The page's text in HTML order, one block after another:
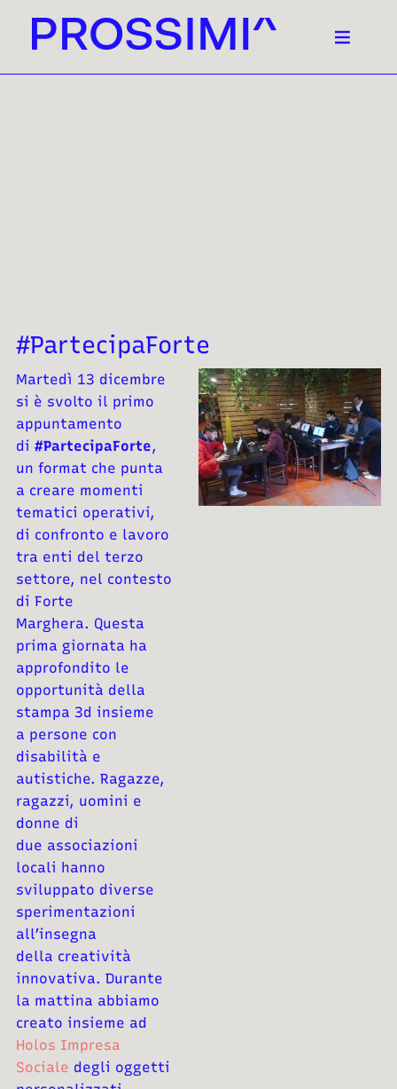
#PartecipaForte
Martedì 13 dicembre
si è svolto il primo
appuntamento
di #PartecipaForte,
un format che punta
a creare momenti
tematici operativi,
di confronto e lavoro
tra enti del terzo
settore, nel contesto
di Forte
Marghera. Questa
prima giornata ha
approfondito le
opportunità della
stampa 3d insieme
a persone con
disabilità e
autistiche. Ragazze,
ragazzi, uomini e
donne di
due associazioni
locali hanno
sviluppato diverse
sperimentazioni
all’insegna
della creatività
innovativa. Durante
la mattina abbiamo
creato insieme ad
Holos Impresa
Sociale degli oggetti